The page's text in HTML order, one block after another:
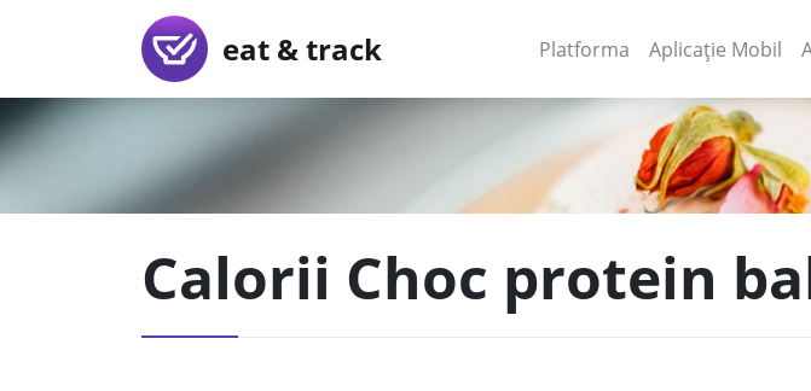
eat & track Platforma (current)
Aplicație Mobil
Calorii Choc protein